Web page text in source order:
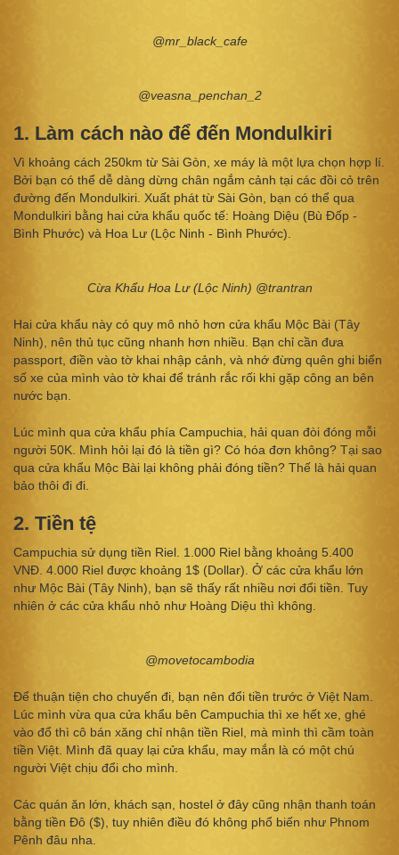
@mr_black_cafe
@veasna_penchan_2
1. Làm cách nào để đến Mondulkiri
Vì khoảng cách 250km từ Sài Gòn, xe máy là một lựa chọn hợp lí.
Bởi bạn có thể dễ dàng dừng chân ngắm cảnh tại các đồi cỏ trên
đường đến Mondulkiri. Xuất phát từ Sài Gòn, bạn có thể qua
Mondulkiri bằng hai cửa khẩu quốc tế: Hoàng Diệu (Bù Đốp -
Bình Phước) và Hoa Lư (Lộc Ninh - Bình Phước).
Cừa Khẩu Hoa Lư (Lộc Ninh) @trantran
Hai cửa khẩu này có quy mô nhỏ hơn cửa khẩu Mộc Bài (Tây
Ninh), nên thủ tục cũng nhanh hơn nhiều. Bạn chỉ cần đưa
passport, điền vào tờ khai nhập cảnh, và nhớ đừng quên ghi biển
số xe của mình vào tờ khai để tránh rắc rối khi gặp công an bên
nước bạn.
Lúc mình qua cửa khẩu phía Campuchia, hải quan đòi đóng mỗi
người 50K. Mình hỏi lại đó là tiền gì? Có hóa đơn không? Tại sao
qua cửa khẩu Mộc Bài lại không phải đóng tiền? Thế là hải quan
bảo thôi đi đi.
2. Tiền tệ
Campuchia sử dụng tiền Riel. 1.000 Riel bằng khoảng 5.400
VNĐ. 4.000 Riel được khoảng 1$ (Dollar). Ở các cửa khẩu lớn
như Mộc Bài (Tây Ninh), bạn sẽ thấy rất nhiều nơi đổi tiền. Tuy
nhiên ở các cửa khẩu nhỏ như Hoàng Diệu thì không.
@movetocambodia
Để thuận tiện cho chuyến đi, bạn nên đổi tiền trước ở Việt Nam.
Lúc mình vừa qua cửa khẩu bên Campuchia thì xe hết xe, ghé
vào đổ thì cô bán xăng chỉ nhận tiền Riel, mà mình thì cầm toàn
tiền Việt. Mình đã quay lại cửa khẩu, may mắn là có một chú
người Việt chịu đổi cho mình.
Các quán ăn lớn, khách sạn, hostel ở đây cũng nhận thanh toán
bằng tiền Đô ($), tuy nhiên điều đó không phổ biến như Phnom
Pênh đâu nha.